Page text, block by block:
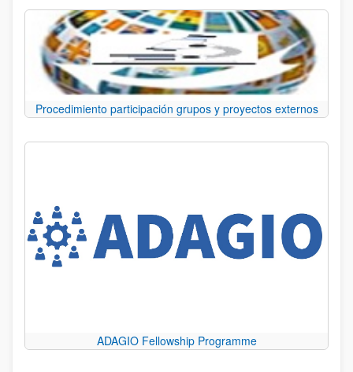
Procedimiento participación grupos y proyectos externos
ADAGIO Fellowship Programme